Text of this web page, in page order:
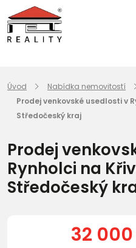
Úvod
Nabídka nemovitostí
Prodej venkovské usedlosti v
Středočeský kraj
Prodej
Rynholci na
Středočeský
32